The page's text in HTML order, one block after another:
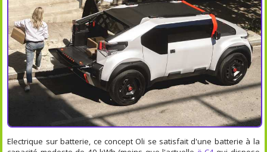
Electrique sur batterie, ce concept Oli se satisfait d'une batterie à la